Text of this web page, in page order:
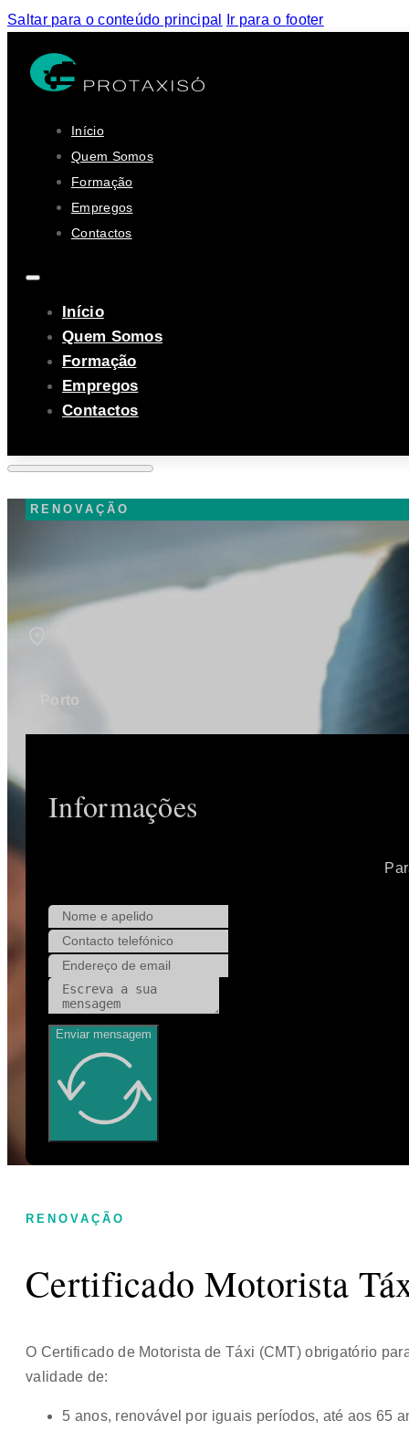
Saltar para o conteúdo principal Ir para o footer
Início
Quem Somos
Formação
Empregos
Contactos
Início
Quem Somos
Formação
Empregos
Contactos
RENOVAÇÃO
Porto
Informações
Enviar mensagem
RENOVAÇÃO
Certificado Motorista
O Certificado de Motorista de Táxi (CMT) obrigatório
validade de:
5 anos, renovável por iguais períodos, até aos 65